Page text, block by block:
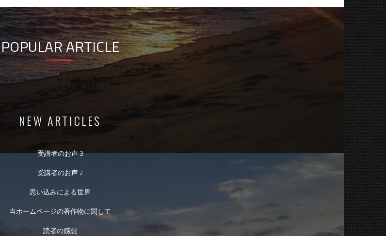
POPULAR ARTICLE
NEW ARTICLES
受講者のお声 3
受講者のお声 2
思い込みによる世界
当ホームページの著作物に関して
読者の感想